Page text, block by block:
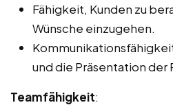
Fähigkeit, Kunden zu
Wünsche einzugehen.
und die Präsentation der
Teamfähigkeit: